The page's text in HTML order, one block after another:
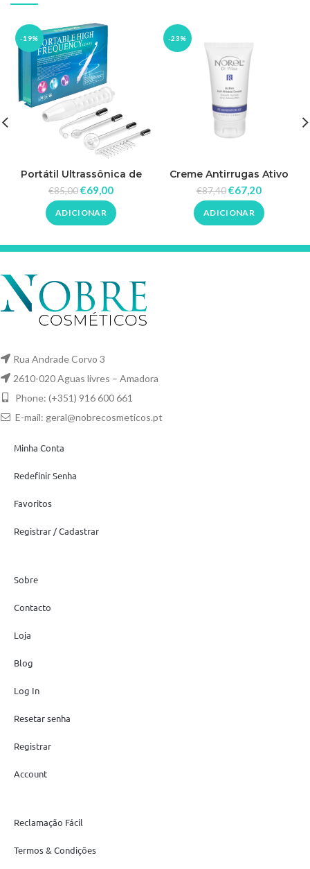
-19%
Portátil Ultrassônica de
Alta Frequência
€85,00€69,00
ADICIONAR
-23%
Creme Antirrugas Ativo
com Fatores de
Crescimento e Astaxantina
125ml – Norel
€87,40€67,20
ADICIONAR
Rua Andrade Corvo 3
2610-020 Aguas livres – Amadora
Phone: (+351) 916 600 661
E-mail: geral@nobrecosmeticos.pt
Minha Conta
Redefinir Senha
Favoritos
Registrar / Cadastrar
Sobre
Contacto
Loja
Blog
Log In
Resetar senha
Registrar
Account
Reclamação Fácil
Termos & Condições